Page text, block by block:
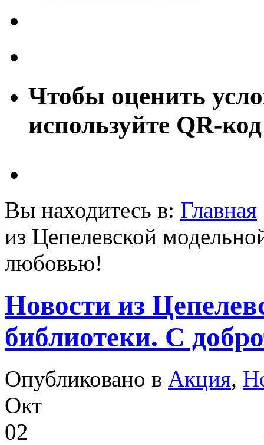
Чтобы оценить
используйте QR-код
Вы находитесь в: Главная
из Цепелевской
любовью!
Новости из
библиотеки. С
Опубликовано в Акция,
Окт
02